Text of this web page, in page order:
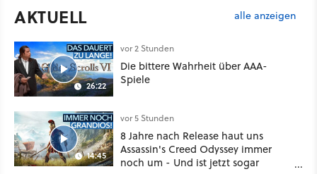
AKTUELL alle anzeigen
26:22
vor 2 Stunden
Die bittere Wahrheit über AAA-
Spiele
14:45
vor 5 Stunden
8 Jahre nach Release haut uns
Assassin's Creed Odyssey immer
noch um - Und ist jetzt sogar